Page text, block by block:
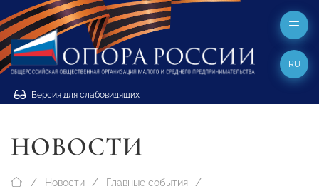
Версия для слабовидящих
RU
НОВОСТИ
Новости Главные события